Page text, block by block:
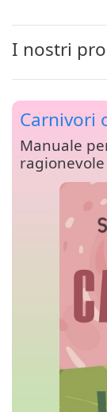
I nostri
Carnivori
Manuale
ragionevole